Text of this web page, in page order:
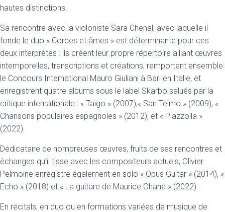
hautes distinctions.
Sa rencontre avec la violoniste Sara Chenal, avec laquelle il
fonde le duo « Cordes et âmes » est déterminante pour ces
deux interprètes : ils créent leur propre répertoire alliant œuvres
intemporelles, transcriptions et créations, remportent ensemble
le Concours International Mauro Giuliani à Bari en Italie, et
enregistrent quatre albums sous le label Skarbo salués par la
critique internationale : « Taïgo » (2007),« San Telmo » (2009), «
Chansons populaires espagnoles » (2012), et « Piazzolla »
(2022).
Dédicataire de nombreuses œuvres, fruits de ses rencontres et
échanges qu’il tisse avec les compositeurs actuels, Olivier
Pelmoine enregistre également en solo « Opus Guitar » (2014), «
Echo » (2018) et « La guitare de Maurice Ohana » (2022).
En récitals, en duo ou en formations variées de musique de